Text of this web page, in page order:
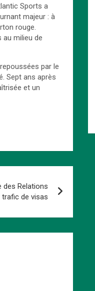
Sports a
majeur : à
rouge.
au milieu de
par le
Sept ans après
et un
des Relations
de visas